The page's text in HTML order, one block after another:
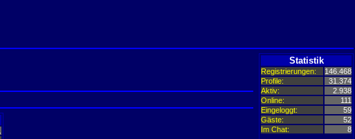
Statistik
Registrierungen:
146.468
Profile:
31.374
Aktiv:
2.938
Online:
111
Eingeloggt:
59
Gäste:
52
Im Chat:
8